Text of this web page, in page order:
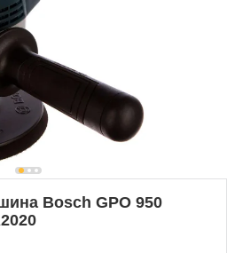
Bosch GPO 950